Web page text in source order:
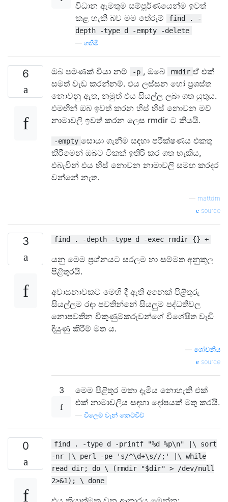
විධාන ඇමතුම සම්පූර්ණයෙන්ම ඉවත්
කළ හැකි බව මම තේරුම්
find . -
depth -type d -empty -delete
ගතිමි
6 ඔබ පමණක් වියා නම් -p , ඔබේ rmdir ඒ එක්
සමත් වැඩ කරන්නම්. එය ලස්සන හෝ ප්‍රශස්ත
නොවනු ඇත, නමුත් එය සියල්ල ලබා ගත යුතුය.
එමඟින් ඔබ ඉවත් කරන හිස් හිස් නොවන මව්
නාමාවලි ඉවත් කරන ලෙස rmdir ට කියයි.
-empty සොයා ගැනීම සඳහා පරීක්ෂණය එකතු
කිරීමෙන් ඔබට ටිකක් ඉතිරි කර ගත හැකිය,
එබැවින් එය හිස් නොවන නාමාවලි සමඟ කරදර
වන්නේ නැත.
mattdm
source
3 find . -depth -type d -exec rmdir {} +
යනු මෙම ප්‍රශ්නයට සරලම හා සම්මත අනුකූල
පිළිතුරයි.
අවාසනාවකට මෙහි දී ඇති අනෙක් පිළිතුරු
සියල්ලම රඳා පවතින්නේ සියලුම පද්ධතිවල
නොපවතින විකුණුම්කරුවන්ගේ විශේෂිත වැඩි
දියුණු කිරීම් මත ය.
ශෝචනීය
source
3
මෙම පිළිතුර මකා දැමිය නොහැකි එක්
එක් නාමාවලිය සඳහා දෝෂයක් මතු කරයි.
විලෙම් වැන් කෙට්විච්
0
find . -type d -printf "%d %p\n" |\ sort
-nr |\ perl -pe 's/^\d+\s//;' |\ while
read dir; do \ (rmdir "$dir" > /dev/null
2>&1); \ done